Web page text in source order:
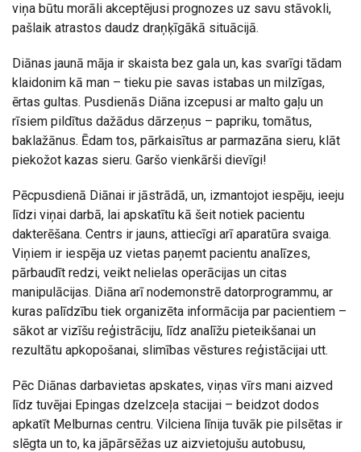
viņa būtu morāli akceptējusi prognozes uz savu stāvokli,
pašlaik atrastos daudz draņķīgākā situācijā.
Diānas jaunā māja ir skaista bez gala un, kas svarīgi tādam
klaidonim kā man – tieku pie savas istabas un milzīgas,
ērtas gultas. Pusdienās Diāna izcepusi ar malto gaļu un
rīsiem pildītus dažādus dārzeņus – papriku, tomātus,
baklažānus. Ēdam tos, pārkaisītus ar parmazāna sieru, klāt
piekožot kazas sieru. Garšo vienkārši dievīgi!
Pēcpusdienā Diānai ir jāstrādā, un, izmantojot iespēju, ieeju
līdzi viņai darbā, lai apskatītu kā šeit notiek pacientu
dakterēšana. Centrs ir jauns, attiecīgi arī aparatūra svaiga.
Viņiem ir iespēja uz vietas paņemt pacientu analīzes,
pārbaudīt redzi, veikt nelielas operācijas un citas
manipulācijas. Diāna arī nodemonstrē datorprogrammu, ar
kuras palīdzību tiek organizēta informācija par pacientiem –
sākot ar vizīšu reģistrāciju, līdz analīžu pieteikšanai un
rezultātu apkopošanai, slimības vēstures reģistācijai utt.
Pēc Diānas darbavietas apskates, viņas vīrs mani aizved
līdz tuvējai Epingas dzelzceļa stacijai – beidzot dodos
apkatīt Melburnas centru. Vilciena līnija tuvāk pie pilsētas ir
slēgta un to, ka jāpārsēžas uz aizvietojušu autobusu,